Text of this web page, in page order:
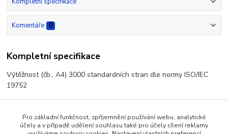
Komentáře 0
Kompletní specifikace
Výtěžnost (čb., A4) 3000 standardních stran dle normy ISO/IEC
19752
Zboží zařazeno v kategoriích
Pro základní funkčnost, zpříjemnění používání webu, analytické
účely a v případě udělení souhlasu také pro účely cílení reklamy